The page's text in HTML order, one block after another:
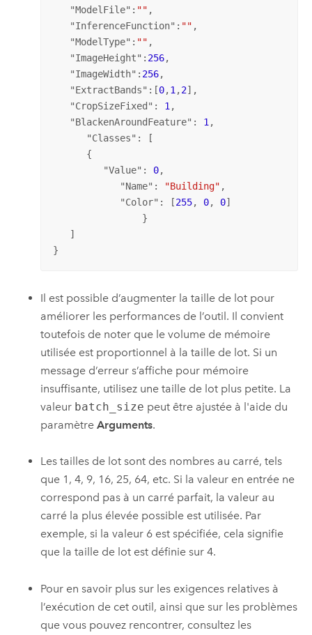
   "
ModelFile": "" ,
   "
InferenceFunction": "" ,
   "
ModelType": "" ,
   "
ImageHeight": 256,
   "
ImageWidth": 256,
   "
ExtractBands":[0,1 ,2],
   "
CropSizeFixed": 1 ,
   "
BlackenAroundFeature": 1 ,
      "
Classes": [
      {
         "
Value": 0,
            "
Name": "Building" ,
            "
Color": [255, 0, 0]
   ]
}
Il est possible d’augmenter la taille de lot pour
améliorer les performances de l’outil. Il convient
toutefois de noter que le volume de mémoire
utilisée est proportionnel à la taille de lot. Si un
message d’erreur s’affiche pour mémoire
insuffisante, utilisez une taille de lot plus petite. La
valeur batch_size peut être ajustée à l'aide du
paramètreArguments.
Les tailles de lot sont des nombres au carré, tels
que 1, 4, 9, 16, 25, 64, etc. Si la valeur en entrée ne
correspond pas à un carré parfait, la valeur au
carré la plus élevée possible est utilisée. Par
exemple, si la valeur 6 est spécifiée, cela signifie
que la taille de lot est définie sur 4.
Pour en savoir plus sur les exigences relatives à
l’exécution de cet outil, ainsi que sur les problèmes
que vous pouvez rencontrer, consultez les